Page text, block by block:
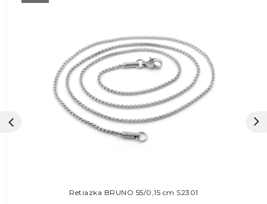
Retiazka BRUNO 55/0,15 cm S2301